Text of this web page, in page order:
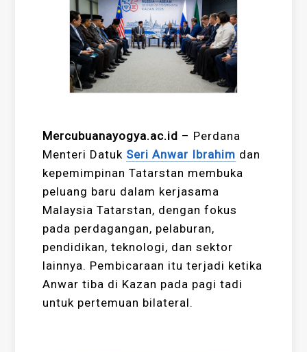
Mercubuanayogya.ac.id – Perdana
Menteri Datuk Seri Anwar Ibrahim dan
kepemimpinan Tatarstan membuka
peluang baru dalam kerjasama
Malaysia Tatarstan, dengan fokus
pada perdagangan, pelaburan,
pendidikan, teknologi, dan sektor
lainnya. Pembicaraan itu terjadi ketika
Anwar tiba di Kazan pada pagi tadi
untuk pertemuan bilateral.